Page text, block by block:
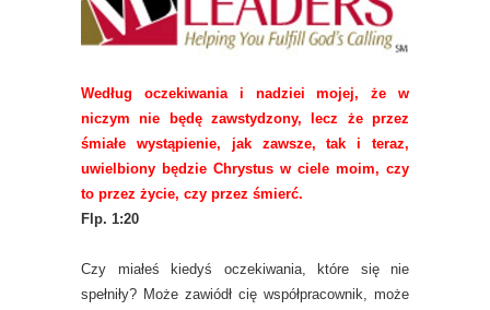
Według oczekiwania i nadziei mojej, że w
niczym nie będę zawstydzony, lecz że przez
śmiałe wystąpienie, jak zawsze, tak i teraz,
uwielbiony będzie Chrystus w ciele moim, czy
to przez życie, czy przez śmierć.
Flp. 1:20
Czy miałeś kiedyś oczekiwania, które się nie
spełniły? Może zawiódł cię współpracownik, może